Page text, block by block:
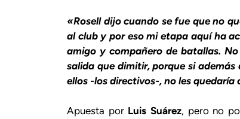
«Rosell dijo cuando se fue que no
al club y por eso mi etapa aquí ha
amigo y compañero de batallas.
salida que dimitir, porque si
ellos -los directivos-, no les quedaría
Apuesta por Luis Suárez, pero no